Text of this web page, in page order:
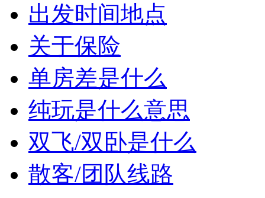
出发时间地点
关于保险
单房差是什么
纯玩是什么意思
双飞/双卧是什么
散客/团队线路